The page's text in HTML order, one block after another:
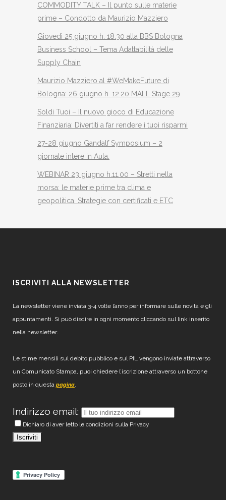
COMMODITY TALK – Il punto sulle materie
prime – Condotto da Maurizio Mazziero
Giovedì 25 giugno h. 18.30 alla BBS Bologna
Business School – Tema Adattabilità delle
Supply Chain
Maurizio Mazziero al #WeMakeFuture di
Bologna: 26 giugno h. 12.20 MALL Stage 29
Soldi Tuoi – Il nuovo gioco di Educazione
Finanziaria: Divertiti a far rendere i tuoi risparmi
27-28 giugno Gandalf Symposium – 2
giornate intere in Aula.
WEBINAR 23 giugno h.11.00 – Stretti nella
morsa: le materie prime tra clima e
geopolitica. Strategie con certificati e ETC
ISCRIVITI ALLA NEWSLETTER
La newsletter viene inviata 3-4 volte l’anno per informare sulle novità e gli
appuntamenti. Si può disdire in ogni momento cliccando sul link inserito
nella newsletter.
Le stime mensili sul debito pubblico e sul PIL vengono inviate attraverso
un Comunicato Stampa, puoi chiedere l’iscrizione attraverso un bottone
posto in questa pagina.
Indirizzo email:
Dichiaro di aver letto le condizioni sulla Privacy